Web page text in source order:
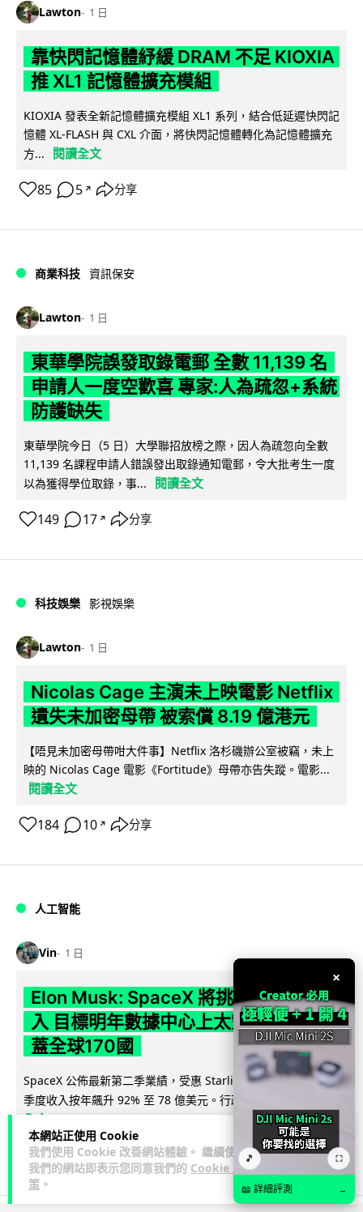
本網站正使用 Cookie
我們使用 Cookie 改善網站體驗。 繼續使用
我們的網站即表示您同意我們的 Cookie 政
策 。
Lawton 1 日
靠快閃記憶體紓緩 DRAM 不足 KIOXIA
推 XL1 記憶體擴充模組
KIOXIA 發表全新記憶體擴充模組 XL1 系列，結合低延遲快閃記
憶體 XL-FLASH 與 CXL 介面，將快閃記憶體轉化為記憶體擴充
方...
閱讀全文
85 5 ↗ 分享
商業科技 資訊保安
Lawton 1 日
東華學院誤發取錄電郵 全數 11,139 名
申請人一度空歡喜 專家:人為疏忽+系統
防護缺失
東華學院今日（5 日）大學聯招放榜之際，因人為疏忽向全數
11,139 名課程申請人錯誤發出取錄通知電郵，令大批考生一度
以為獲得學位取錄，事...
閱讀全文
149 17 ↗ 分享
科技娛樂 影視娛樂
Lawton 1 日
Nicolas Cage 主演未上映電影 Netflix
遺失未加密母帶 被索償 8.19 億港元
【唔見未加密母帶咁大件事】Netflix 洛杉磯辦公室被竊，未上
映的 Nicolas Cage 電影《Fortitude》母帶亦告失蹤。電影...
閱讀全文
184 10 ↗ 分享
人工智能
Vin 1 日
Elon Musk: SpaceX 將挑戰萬億年收
入 目標明年數據中心上太空 Starlink 覆
蓋全球170國
SpaceX 公佈最新第二季業績，受惠 Starlink 與 AI 業務帶動，
季度收入按年飆升 92% 至 78 億美元。行政總裁 Elon...
全文
142 19 ↗ 分享
×
🎵 ⛶
📖 詳細評測 →